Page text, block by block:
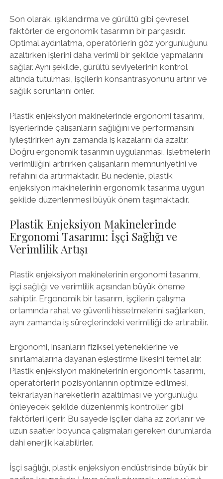
Son olarak, ışıklandırma ve gürültü gibi çevresel
faktörler de ergonomik tasarımın bir parçasıdır.
Optimal aydınlatma, operatörlerin göz yorgunluğunu
azaltırken işlerini daha verimli bir şekilde yapmalarını
sağlar. Aynı şekilde, gürültü seviyelerinin kontrol
altında tutulması, işçilerin konsantrasyonunu artırır ve
sağlık sorunlarını önler.
Plastik enjeksiyon makinelerinde ergonomi tasarımı,
işyerlerinde çalışanların sağlığını ve performansını
iyileştirirken aynı zamanda iş kazalarını da azaltır.
Doğru ergonomik tasarımın uygulanması, işletmelerin
verimliliğini artırırken çalışanların memnuniyetini ve
refahını da artırmaktadır. Bu nedenle, plastik
enjeksiyon makinelerinin ergonomik tasarıma uygun
şekilde düzenlenmesi büyük önem taşımaktadır.
Plastik Enjeksiyon Makinelerinde
Ergonomi Tasarımı: İşçi Sağlığı ve
Verimlilik Artışı
Plastik enjeksiyon makinelerinin ergonomi tasarımı,
işçi sağlığı ve verimlilik açısından büyük öneme
sahiptir. Ergonomik bir tasarım, işçilerin çalışma
ortamında rahat ve güvenli hissetmelerini sağlarken,
aynı zamanda iş süreçlerindeki verimliliği de artırabilir.
Ergonomi, insanların fiziksel yeteneklerine ve
sınırlamalarına dayanan eşleştirme ilkesini temel alır.
Plastik enjeksiyon makinelerinin ergonomik tasarımı,
operatörlerin pozisyonlarının optimize edilmesi,
tekrarlayan hareketlerin azaltılması ve yorgunluğu
önleyecek şekilde düzenlenmiş kontroller gibi
faktörleri içerir. Bu sayede işçiler daha az zorlanır ve
uzun saatler boyunca çalışmaları gereken durumlarda
dahi enerjik kalabilirler.
İşçi sağlığı, plastik enjeksiyon endüstrisinde büyük bir